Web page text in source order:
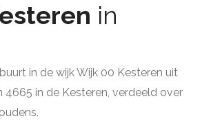
in
in de wijk Wijk 00 Kesteren uit
4665 in de Kesteren, verdeeld over